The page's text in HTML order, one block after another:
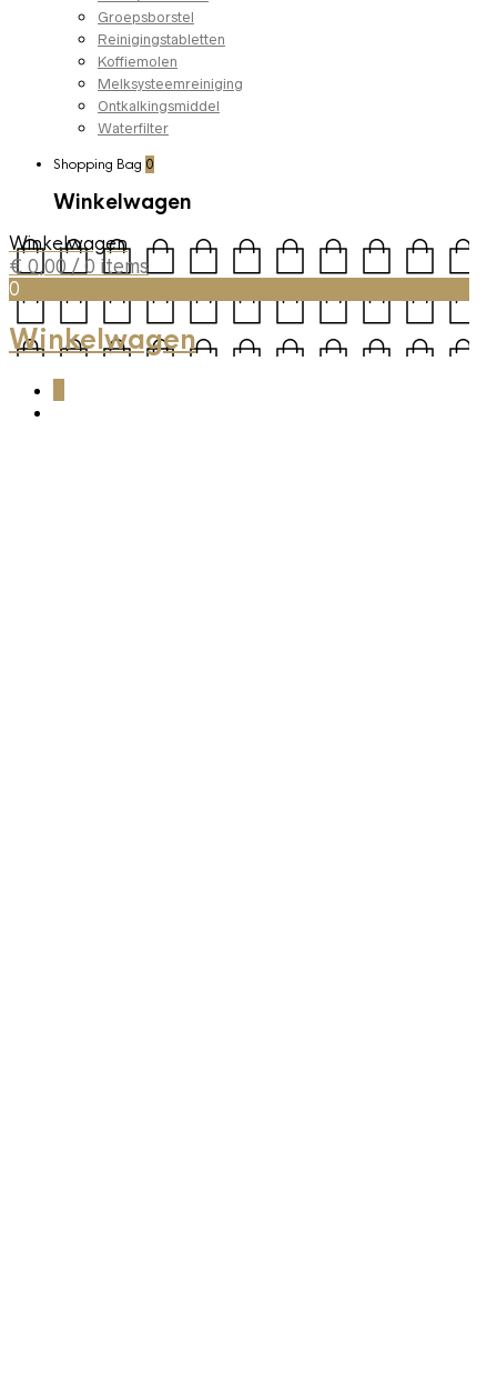
Groepsborstel
Reinigingstabletten
Koffiemolen
Melksysteemreiniging
Ontkalkingsmiddel
Waterfilter
Shopping Bag 0
Winkelwagen
Winkelwagen
€ 0,00 / 0 items
0
Winkelwagen